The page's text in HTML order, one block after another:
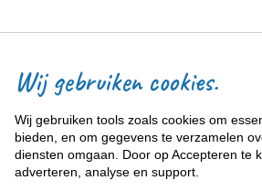
Wij gebruiken cookies.
Wij gebruiken tools zoals cookies om
bieden, en om gegevens te verzamelen
diensten omgaan. Door op Accepteren te
adverteren, analyse en support.